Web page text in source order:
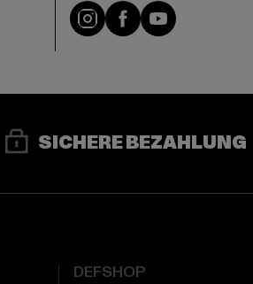
Instagram
FacebookYouTube
SICHERE BEZAHLUNG
DEFSHOP